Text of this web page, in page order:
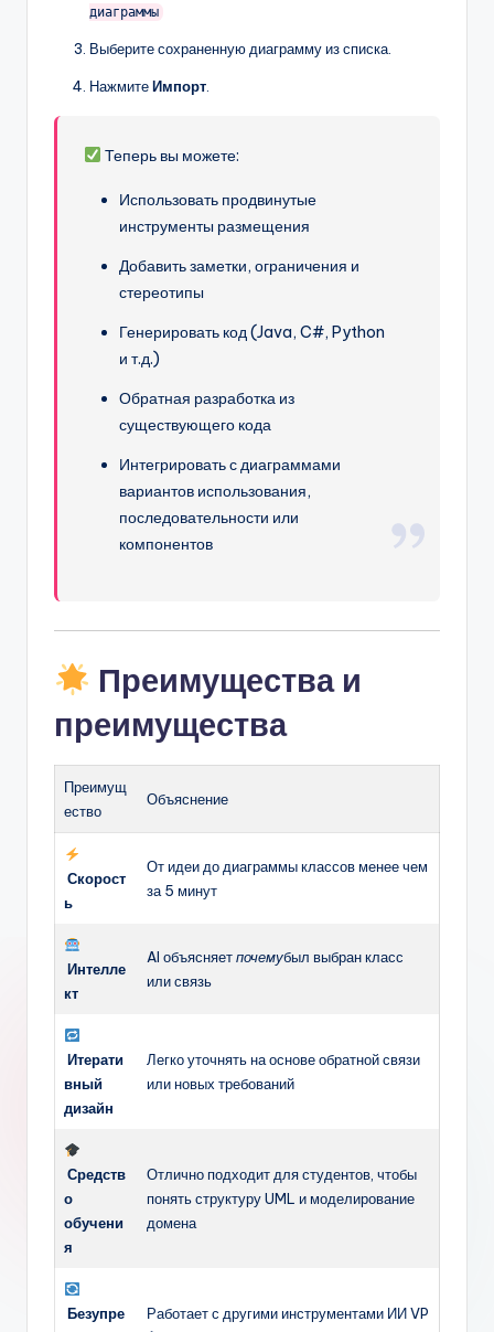
диаграммы
Выберите сохраненную диаграмму из списка.
НажмитеИмпорт
Теперь вы можете:
Использовать продвинутые
инструменты размещения
Добавить заметки, ограничения и
стереотипы
Генерировать код (Java, C#, Python
и т.д.)
Обратная разработка из
существующего кода
Интегрировать с диаграммами
вариантов использования,
последовательности или
компонентов
Преимущества и
преимущества
Преимущ
ество
Объяснение
Скорост
ь
От идеи до диаграммы классов менее чем
за 5 минут
Интелле
кт
AI объясняетпочемубыл выбран класс
или связь
Итерати
вный
дизайн
Легко уточнять на основе обратной связи
или новых требований
Средств
о
обучени
я
Отлично подходит для студентов, чтобы
понять структуру UML и моделирование
домена
Безупре
Работает с другими инструментами ИИ VP